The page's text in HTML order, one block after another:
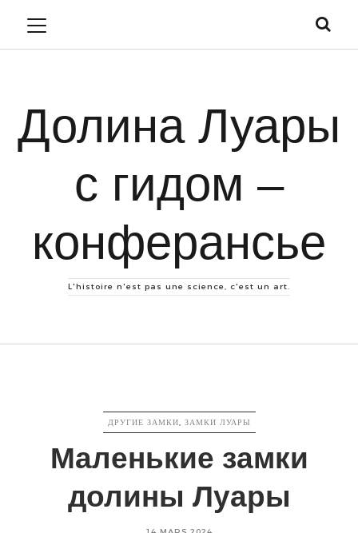
Долина Луары
с гидом –
конферансье
L'histoire n'est pas une science, c'est un art.
CATEGORIES
ДРУГИЕ ЗАМКИ, ЗАМКИ ЛУАРЫ
Маленькие замки
долины Луары
Posted